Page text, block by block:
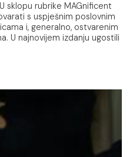
sklopu rubrike MAGnificent
s uspješnim poslovnim
i, generalno, ostvarenim
U najnovijem izdanju ugostili